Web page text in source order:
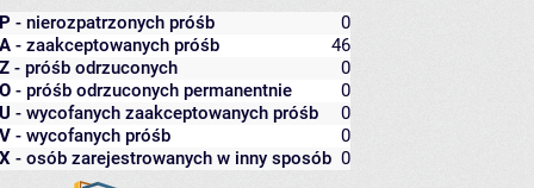
P - nierozpatrzonych próśb
0
A - zaakceptowanych próśb
46
Z - próśb odrzuconych
0
O - próśb odrzuconych permanentnie
0
U - wycofanych zaakceptowanych próśb
0
V - wycofanych próśb
0
X - osób zarejestrowanych w inny sposób 0